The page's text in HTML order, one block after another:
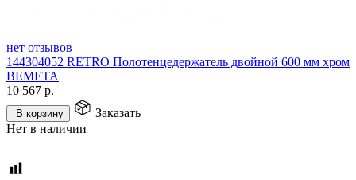
нет отзывов
144304052 RETRO Полотенцедержатель двойной 600 мм хром
BEMETA
10 567 р.
В корзину
Заказать
Нет в наличии